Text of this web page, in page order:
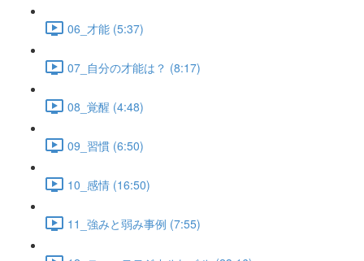
06_才能 (5:37)
07_自分の才能は？ (8:17)
08_覚醒 (4:48)
09_習慣 (6:50)
10_感情 (16:50)
11_強みと弱み事例 (7:55)